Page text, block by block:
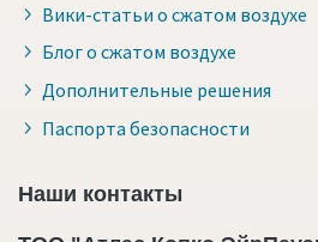
Вики-статьи о сжатом воздухе
Блог о сжатом воздухе
Дополнительные решения
Паспорта безопасности
Наши контакты